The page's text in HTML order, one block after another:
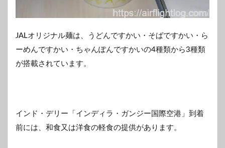
JALオリジナル麺は、うどんですかい・そばですかい・ら
ーめんですかい・ちゃんぽんですかいの4種類から3種類
が搭載されています。
インド・デリー「インディラ・ガンジー国際空港」到着
前には、和食又は洋食の軽食の提供があります。